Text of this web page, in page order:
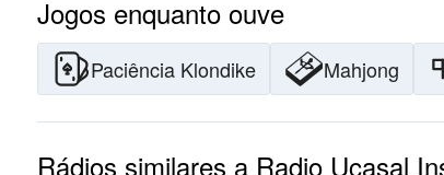
Jogos enquanto ouve
Paciência Klondike Mahjong
Rádios similares a Radio Ucasal